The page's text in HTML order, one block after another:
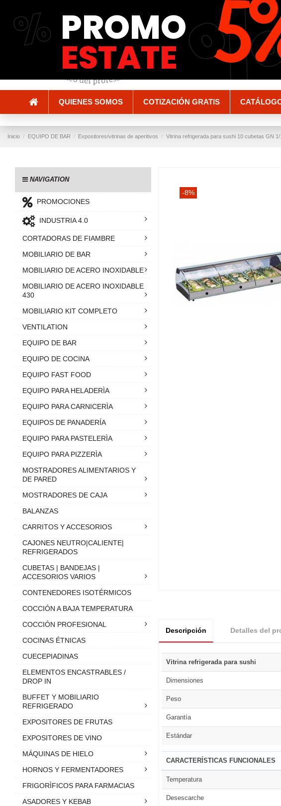
QUIENES SOMOS COTIZACIÓN GRATIS
Inicio EQUIPO DE BAR Expositores/vitrinas de aperitivos Vitrina refrigerada para sushi 10 cubetas GN
-8%
Descripción Detalles del
Vitrina refrigerada para sushi
Dimensiones
Peso
Garantía
Estándar
CARACTERÍSTICAS FUNCIONALES
Temperatura
Desescarche
NAVIGATION
PROMOCIONES
INDUSTRIA 4.0
CORTADORAS DE FIAMBRE
MOBILIARIO DE BAR
MOBILIARIO DE ACERO INOXIDABLE
MOBILIARIO DE ACERO INOXIDABLE
430
MOBILIARIO KIT COMPLETO
VENTILATION
EQUIPO DE BAR
EQUIPO DE COCINA
EQUIPO FAST FOOD
EQUIPO PARA HELADERÌA
EQUIPO PARA CARNICERÌA
EQUIPOS DE PANADERÍA
EQUIPO PARA PASTELERÌA
EQUIPO PARA PIZZERÌA
MOSTRADORES ALIMENTARIOS Y
DE PARED
MOSTRADORES DE CAJA
BALANZAS
CARRITOS Y ACCESORIOS
CAJONES NEUTRO|CALIENTE|
REFRIGERADOS
CUBETAS | BANDEJAS |
ACCESORIOS VARIOS
CONTENEDORES ISOTÉRMICOS
COCCIÓN A BAJA TEMPERATURA
COCCIÓN PROFESIONAL
COCINAS ÉTNICAS
CUECEPIADINAS
ELEMENTOS ENCASTRABLES /
DROP IN
BUFFET Y MOBILIARIO
REFRIGERADO
EXPOSITORES DE FRUTAS
EXPOSITORES DE VINO
MÁQUINAS DE HIELO
HORNOS Y FERMENTADORES
FRIGORÌFICOS PARA FARMACIAS
ASADORES Y KEBAB
% PROMO
ESTATE